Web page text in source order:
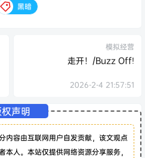
黑暗
模拟经营
走开！/Buzz Off!
2026-2-4 21:57:51
声明
内容由互联网用户自发贡献，该文观点
本人。本站仅提供网络资源分享服务，